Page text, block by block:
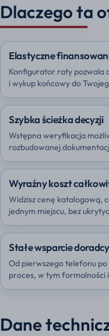
Dlaczego ta
Elastyczne
Konfigurator raty pozwala
i wykup końcowy do
Szybka ścieżka decyzji
Wstępna weryfikacja
rozbudowanej
Wyraźny koszt
Widzisz cenę katalogową,
jednym miejscu, bez
Stałe wsparcie doradcy
Od pierwszego telefonu
proces, w tym formalności
Dane